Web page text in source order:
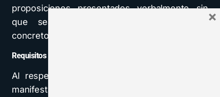
proposiciones presentados verbalmente sin
que sea necesario el soporte empírico
concreto.
Requisitos Para El Aprendizaje Significativo
Al respecto AUSUBEL dice: El alumno debe
manifestar […] una disposición para relacionar
×